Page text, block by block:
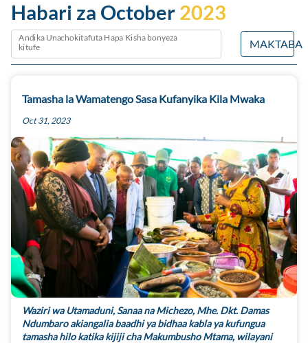
Habari za October 2023
Andika Unachokitafuta Hapa Kisha bonyeza
kitufe
MAKTABA
Tamasha la Wamatengo Sasa Kufanyika Kila Mwaka
Oct 31, 2023
Waziri wa Utamaduni, Sanaa na Michezo, Mhe. Dkt. Damas
Ndumbaro akiangalia baadhi ya bidhaa kabla ya kufungua
tamasha hilo katika kijiji cha Makumbusho Mtama, wilayani